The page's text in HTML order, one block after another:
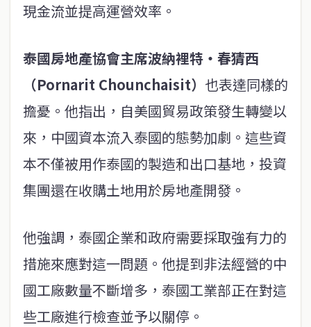
現金流並提高運營效率。
泰國房地產協會主席波納裡特 ・ 春猜西
（Pornarit Chounchaisit） 也表達同樣的
擔憂。他指出，自美國貿易政策發生轉變以
來，中國資本流入泰國的態勢加劇。這些資
本不僅被用作泰國的製造和出口基地，投資
集團還在收購土地用於房地產開發。
他強調，泰國企業和政府需要採取強有力的
措施來應對這一問題。他提到非法經營的中
國工廠數量不斷增多，泰國工業部正在對這
些工廠進行檢查並予以關停。